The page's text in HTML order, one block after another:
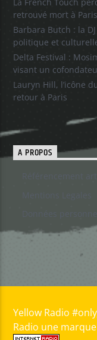
retrouvé mort à Paris
Barbara Butch : la
politique et
Delta Festival :
visant un
Lauryn Hill, l’icône
retour à Paris
A PROPOS
Yellow Radio
Radio une